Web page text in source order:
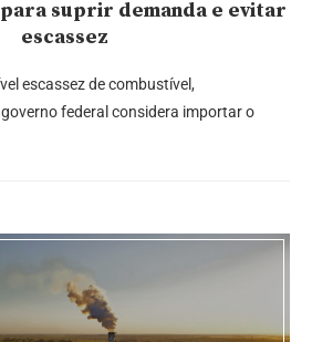
suprir demanda e evitar
escassez
escassez de combustível,
federal considera importar o